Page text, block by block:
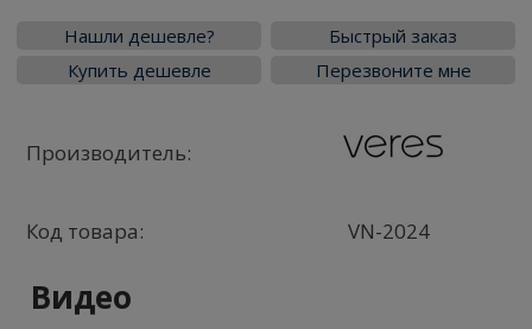
Нашли дешевле?
Быстрый заказ
Купить дешевле
Перезвоните мне
Производитель:
Код товара: VN-2024
Видео